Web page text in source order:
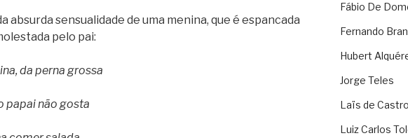
absurda sensualidade de uma menina, que é espancada
pelo pai:
da perna grossa
papai não gosta
Fábio De
Fernando
Hubert
Jorge Teles
Laïs de Castro
Luiz Carlos